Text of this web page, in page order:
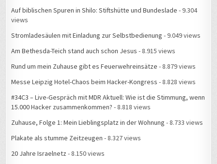
Auf biblischen Spuren in Shilo: Stiftshütte und Bundeslade - 9.304
views
Stromladesäulen mit Einladung zur Selbstbedienung - 9.049 views
Am Bethesda-Teich stand auch schon Jesus - 8.915 views
Rund um mein Zuhause gibt es Feuerwehreinsätze - 8.879 views
Messe Leipzig Hotel-Chaos beim Hacker-Kongress - 8.828 views
#34C3 – Live-Gespräch mit MDR Aktuell: Wie ist die Stimmung, wenn
15.000 Hacker zusammenkommen? - 8.818 views
Zuhause, Folge 1: Mein Lieblingsplatz in der Wohnung - 8.733 views
Plakate als stumme Zeitzeugen - 8.327 views
20 Jahre Israelnetz - 8.150 views